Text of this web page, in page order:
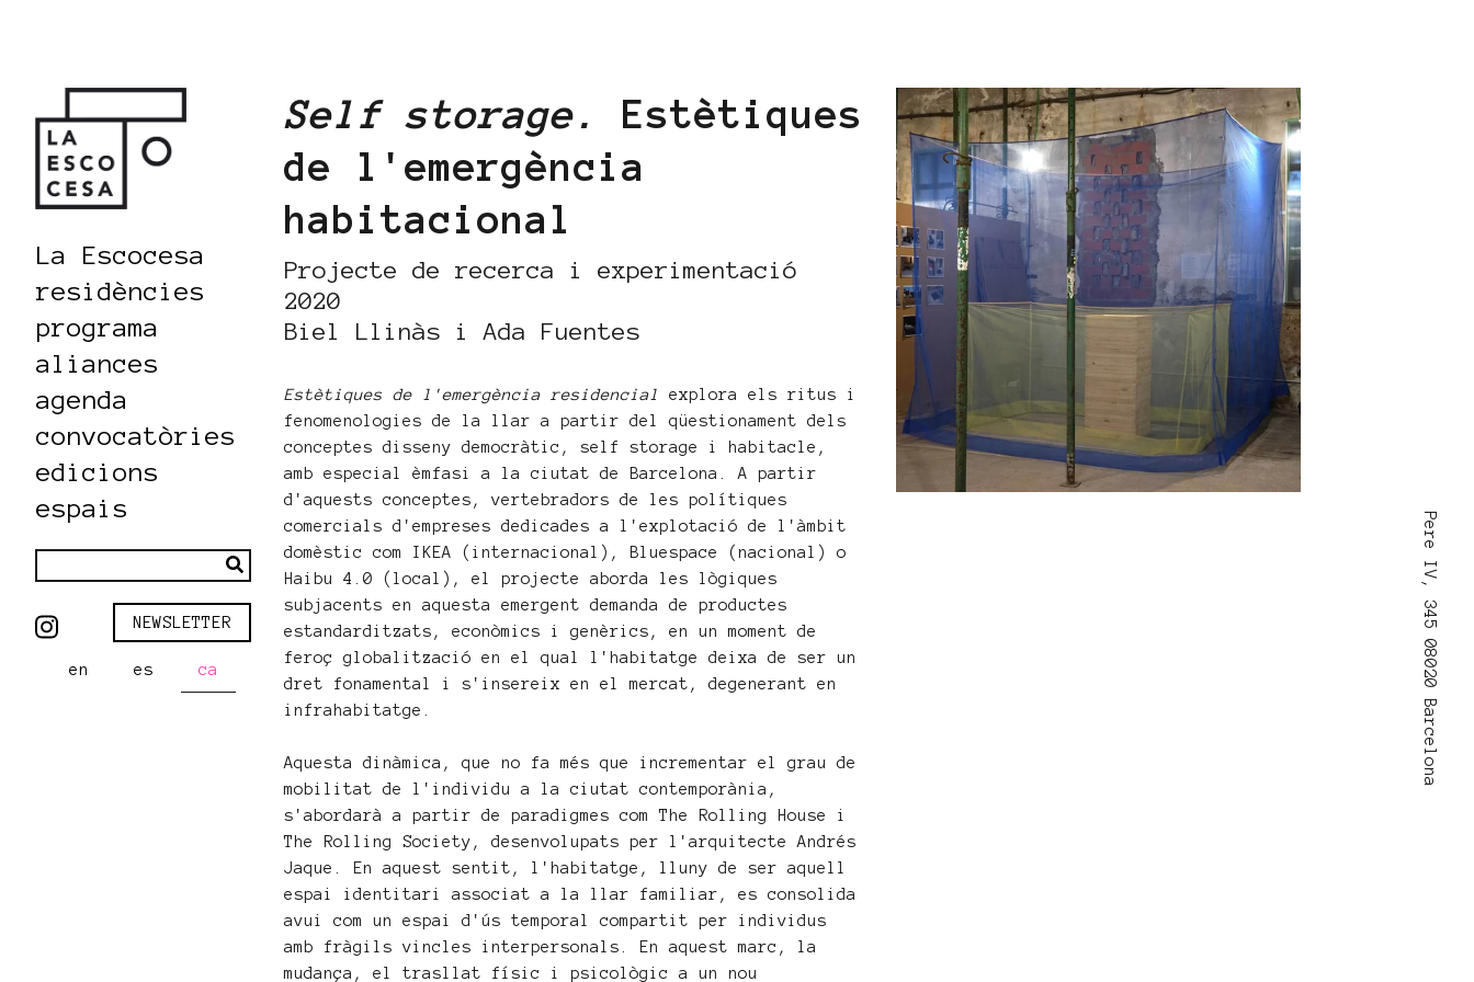
Pere IV, 345 08020 Barcelona
La Escocesa
residències
programa
aliances
agenda
convocatòries
edicions
espais
NEWSLETTER
en es ca
Self storage.
Estètiques
de l'emergència
habitacional
Projecte de recerca i experimentació
2020
Biel Llinàs i Ada Fuentes
Estètiques de l'emergència residencial
explora els ritus i
fenomenologies de la llar a partir del qüestionament dels
conceptes disseny democràtic, self storage i habitacle,
amb especial èmfasi a la ciutat de Barcelona. A partir
d'aquests conceptes, vertebradors de les polítiques
comercials d'empreses dedicades a l'explotació de l'àmbit
domèstic com IKEA (internacional), Bluespace (nacional) o
Haibu 4.0 (local), el projecte aborda les lògiques
subjacents en aquesta emergent demanda de productes
estandarditzats, econòmics i genèrics, en un moment de
feroç globalització en el qual l'habitatge deixa de ser un
dret fonamental i s'insereix en el mercat, degenerant en
infrahabitatge.
Aquesta dinàmica, que no fa més que incrementar el grau de
mobilitat de l'individu a la ciutat contemporània,
s'abordarà a partir de paradigmes com The Rolling House i
The Rolling Society, desenvolupats per l'arquitecte Andrés
Jaque. En aquest sentit, l'habitatge, lluny de ser aquell
espai identitari associat a la llar familiar, es consolida
avui com un espai d'ús temporal compartit per individus
amb fràgils vincles interpersonals. En aquest marc, la
mudança, el trasllat físic i psicològic a un nou